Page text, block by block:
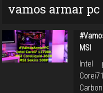
vamos armar pc
MSI
Intel